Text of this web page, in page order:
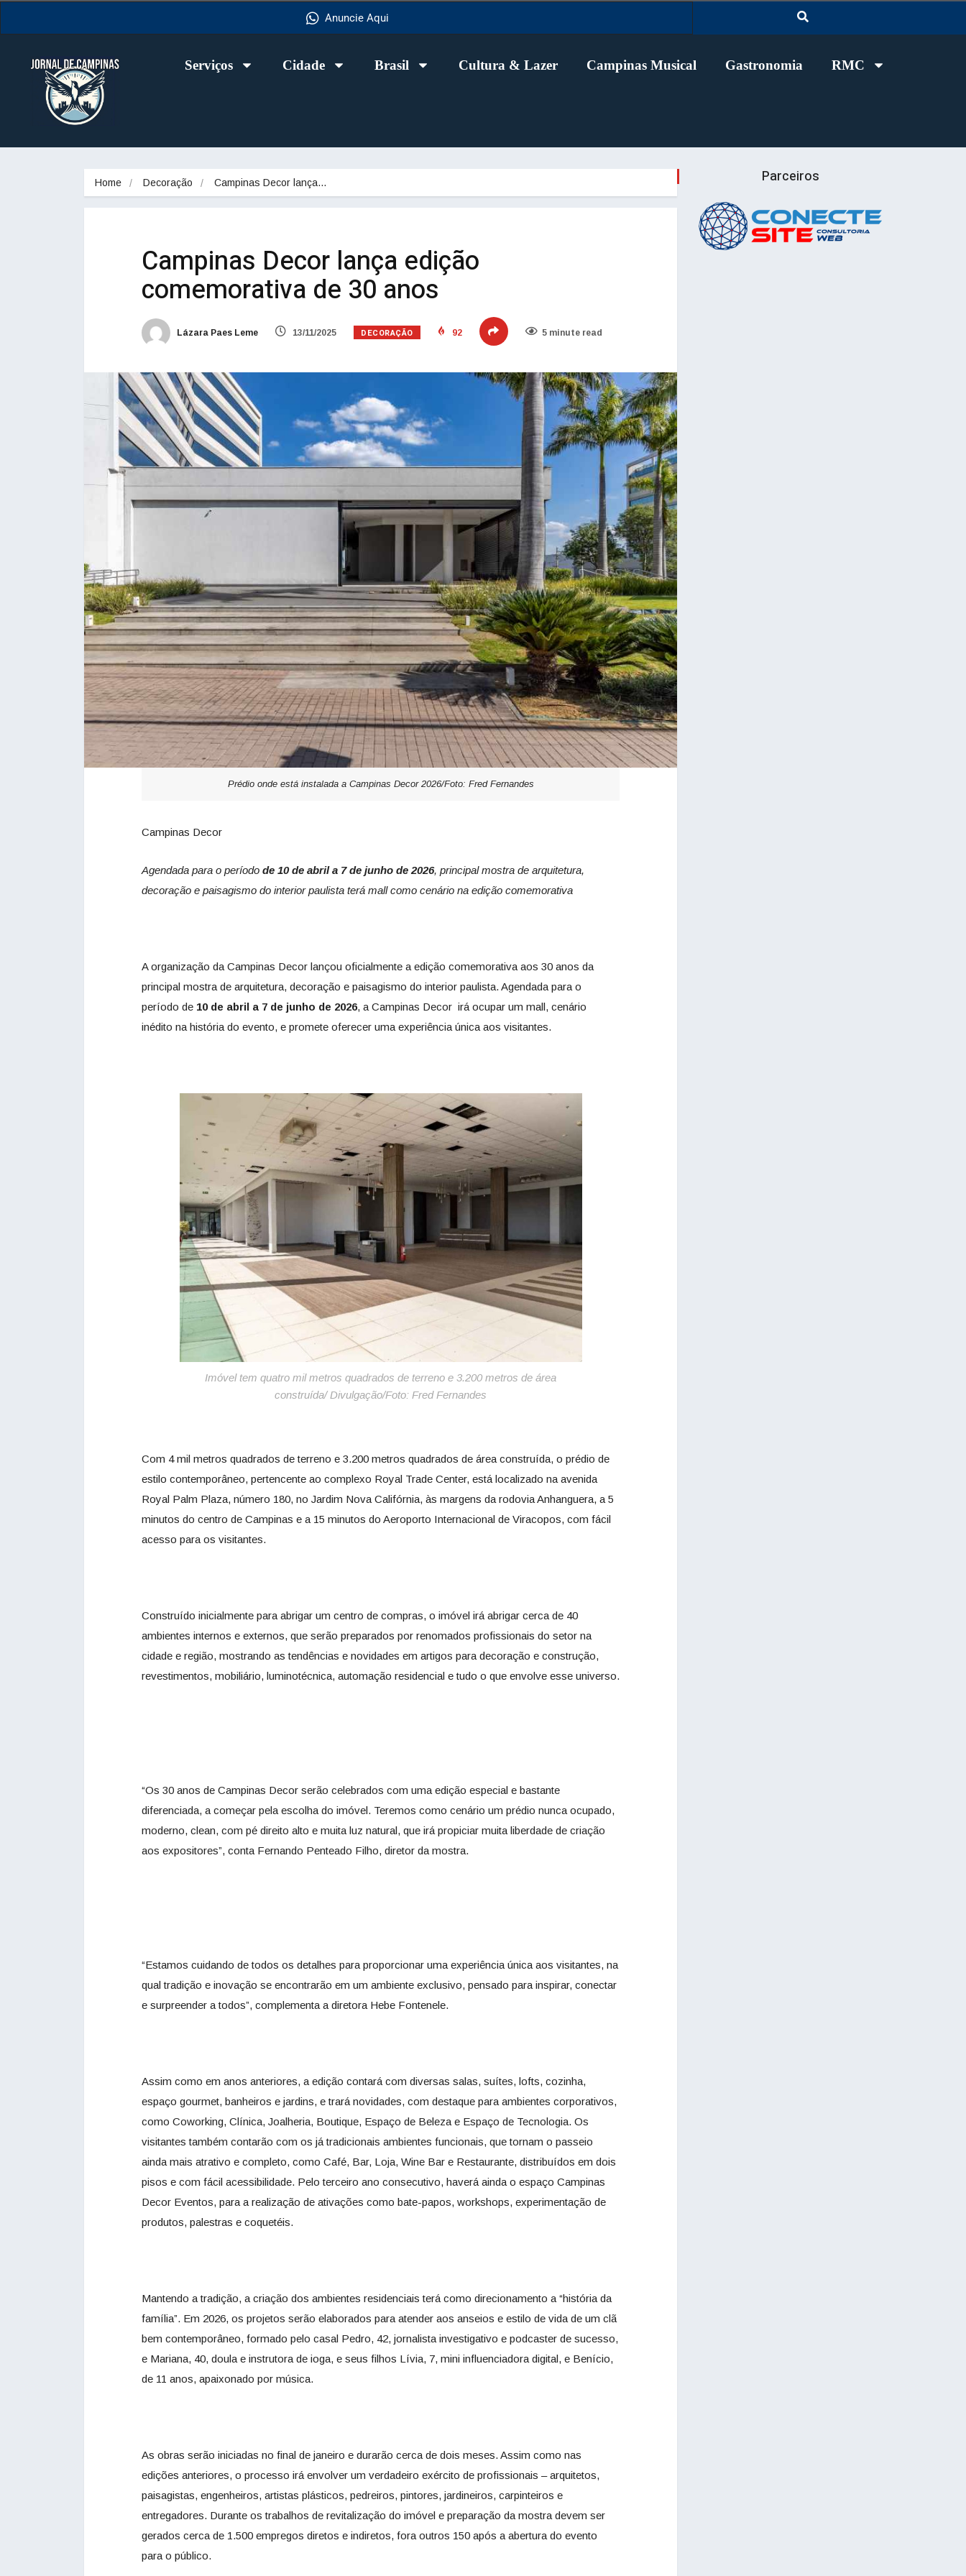
Anuncie Aqui
Serviços Cidade Brasil Cultura & Lazer Campinas Musical Gastronomia RMC
Home Decoração Campinas Decor lança…
Campinas Decor lança edição
comemorativa de 30 anos
Lázara Paes Leme 13/11/2025 DECORAÇÃO 92 5 minute read
Prédio onde está instalada a Campinas Decor 2026/Foto: Fred Fernandes
Campinas Decor
Agendada para o período de 10 de abril a 7 de junho de 2026, principal mostra de arquitetura,
decoração e paisagismo do interior paulista terá mall como cenário na edição comemorativa
A organização da Campinas Decor lançou oficialmente a edição comemorativa aos 30 anos da
principal mostra de arquitetura, decoração e paisagismo do interior paulista. Agendada para o
período de 10 de abril a 7 de junho de 2026, a Campinas Decor irá ocupar um mall, cenário
inédito na história do evento, e promete oferecer uma experiência única aos visitantes.
Imóvel tem quatro mil metros quadrados de terreno e 3.200 metros de área
construída/ Divulgação/Foto: Fred Fernandes
Com 4 mil metros quadrados de terreno e 3.200 metros quadrados de área construída, o prédio de
estilo contemporâneo, pertencente ao complexo Royal Trade Center, está localizado na avenida
Royal Palm Plaza, número 180, no Jardim Nova Califórnia, às margens da rodovia Anhanguera, a 5
minutos do centro de Campinas e a 15 minutos do Aeroporto Internacional de Viracopos, com fácil
acesso para os visitantes.
Construído inicialmente para abrigar um centro de compras, o imóvel irá abrigar cerca de 40
ambientes internos e externos, que serão preparados por renomados profissionais do setor na
cidade e região, mostrando as tendências e novidades em artigos para decoração e construção,
revestimentos, mobiliário, luminotécnica, automação residencial e tudo o que envolve esse universo.
“Os 30 anos de Campinas Decor serão celebrados com uma edição especial e bastante
diferenciada, a começar pela escolha do imóvel. Teremos como cenário um prédio nunca ocupado,
moderno, clean, com pé direito alto e muita luz natural, que irá propiciar muita liberdade de criação
aos expositores”, conta Fernando Penteado Filho, diretor da mostra.
“Estamos cuidando de todos os detalhes para proporcionar uma experiência única aos visitantes, na
qual tradição e inovação se encontrarão em um ambiente exclusivo, pensado para inspirar, conectar
e surpreender a todos”, complementa a diretora Hebe Fontenele.
Assim como em anos anteriores, a edição contará com diversas salas, suítes, lofts, cozinha,
espaço gourmet, banheiros e jardins, e trará novidades, com destaque para ambientes corporativos,
como Coworking, Clínica, Joalheria, Boutique, Espaço de Beleza e Espaço de Tecnologia. Os
visitantes também contarão com os já tradicionais ambientes funcionais, que tornam o passeio
ainda mais atrativo e completo, como Café, Bar, Loja, Wine Bar e Restaurante, distribuídos em dois
pisos e com fácil acessibilidade. Pelo terceiro ano consecutivo, haverá ainda o espaço Campinas
Decor Eventos, para a realização de ativações como bate-papos, workshops, experimentação de
produtos, palestras e coquetéis.
Mantendo a tradição, a criação dos ambientes residenciais terá como direcionamento a “história da
família”. Em 2026, os projetos serão elaborados para atender aos anseios e estilo de vida de um clã
bem contemporâneo, formado pelo casal Pedro, 42, jornalista investigativo e podcaster de sucesso,
e Mariana, 40, doula e instrutora de ioga, e seus filhos Lívia, 7, mini influenciadora digital, e Benício,
de 11 anos, apaixonado por música.
As obras serão iniciadas no final de janeiro e durarão cerca de dois meses. Assim como nas
edições anteriores, o processo irá envolver um verdadeiro exército de profissionais – arquitetos,
paisagistas, engenheiros, artistas plásticos, pedreiros, pintores, jardineiros, carpinteiros e
entregadores. Durante os trabalhos de revitalização do imóvel e preparação da mostra devem ser
gerados cerca de 1.500 empregos diretos e indiretos, fora outros 150 após a abertura do evento
para o público.
Parceiros